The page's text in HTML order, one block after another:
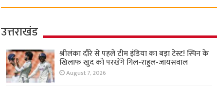
उत्तराखंड
श्रीलंका दौरे से पहले टीम इंडिया का बड़ा टेस्ट! स्पिन के
खिलाफ खुद को परखेंगे गिल-राहुल-जायसवाल
August 7, 2026